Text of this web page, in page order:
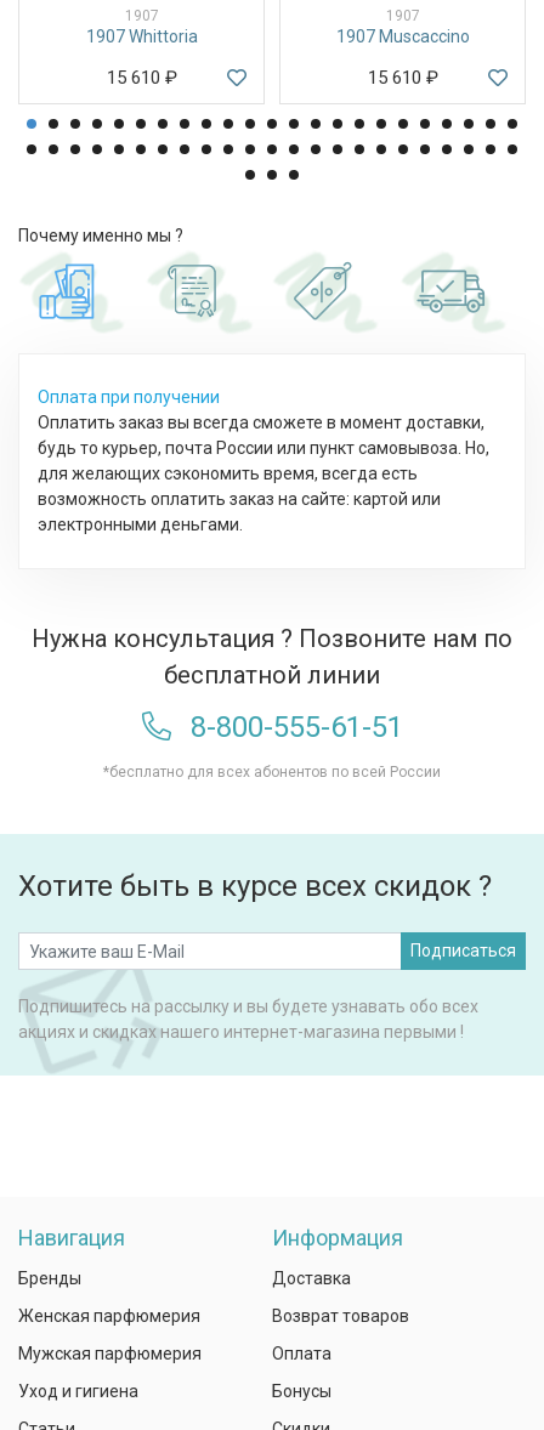
1907
1907 Whittoria
15 610 ₽
1907
1907 Muscaccino
15 610 ₽
Почему именно мы ?
Оплата при получении
Оплатить заказ вы всегда сможете в момент доставки,
будь то курьер, почта России или пункт самовывоза. Но,
для желающих сэкономить время, всегда есть
возможность оплатить заказ на сайте: картой или
электронными деньгами.
Нужна консультация ? Позвоните нам по
бесплатной линии
8-800-555-61-51
*бесплатно для всех абонентов по всей России
Хотите быть в курсе всех скидок ?
Подписаться
Подпишитесь на рассылку и вы будете узнавать обо всех
акциях и скидках нашего интернет-магазина первыми !
Навигация
Бренды
Женская парфюмерия
Мужская парфюмерия
Уход и гигиена
Информация
Доставка
Возврат товаров
Оплата
Бонусы